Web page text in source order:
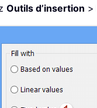
Outils d’insertion >